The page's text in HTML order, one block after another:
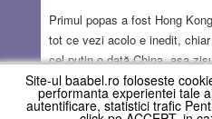
Primul popas a fost Hong
tot ce vezi acolo e inedit,
cel puțin o dată China, așa
învecinarea geografică a
populată țară a globului,
1 2 » Last
Site-ul baabel.ro foloseste
performanta experientei tale
autentificare, statistici trafic